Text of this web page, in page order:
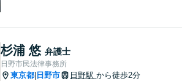
杉浦 悠 弁護士
日野市民法律事務所
東京都 日野市 日野駅 から徒歩2分